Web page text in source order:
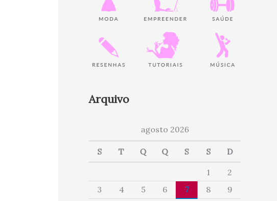
Arquivo
agosto 2026
S T Q Q S S D
1
2
3
4 5 6 7 8
9